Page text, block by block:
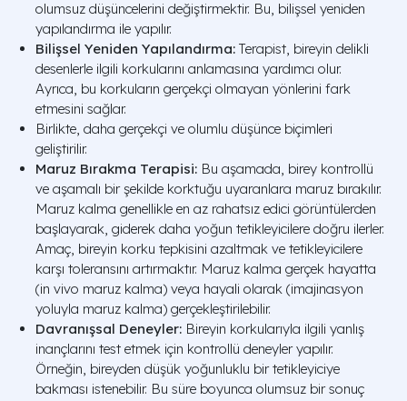
olumsuz düşüncelerini değiştirmektir. Bu, bilişsel yeniden
yapılandırma ile yapılır.
Bilişsel Yeniden Yapılandırma: Terapist, bireyin delikli
desenlerle ilgili korkularını anlamasına yardımcı olur.
Ayrıca, bu korkuların gerçekçi olmayan yönlerini fark
etmesini sağlar.
Birlikte, daha gerçekçi ve olumlu düşünce biçimleri
geliştirilir.
Maruz Bırakma Terapisi: Bu aşamada, birey kontrollü
ve aşamalı bir şekilde korktuğu uyaranlara maruz bırakılır.
Maruz kalma genellikle en az rahatsız edici görüntülerden
başlayarak, giderek daha yoğun tetikleyicilere doğru ilerler.
Amaç, bireyin korku tepkisini azaltmak ve tetikleyicilere
karşı toleransını artırmaktır. Maruz kalma gerçek hayatta
(in vivo maruz kalma) veya hayali olarak (imajinasyon
yoluyla maruz kalma) gerçekleştirilebilir.
Davranışsal Deneyler: Bireyin korkularıyla ilgili yanlış
inançlarını test etmek için kontrollü deneyler yapılır.
Örneğin, bireyden düşük yoğunluklu bir tetikleyiciye
bakması istenebilir. Bu süre boyunca olumsuz bir sonuç